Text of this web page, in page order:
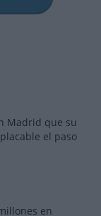
Madrid que su
el paso
en